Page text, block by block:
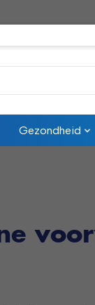
Gezondheid